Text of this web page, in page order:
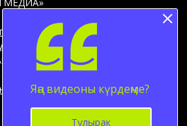
«cookie»для персонализации
сайтом. Использование
браузера.
12+
Яңа видеоны күрдеңме?
Тулырак